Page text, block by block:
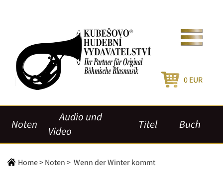
0 EUR
Noten
Audio und
Video
Titel Buch
Home> Noten > Wenn der Winter kommt